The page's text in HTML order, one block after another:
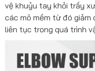
vệ khuỷu tay khỏi trầy
các mô mềm từ đó giảm
liên tục trong quá trình